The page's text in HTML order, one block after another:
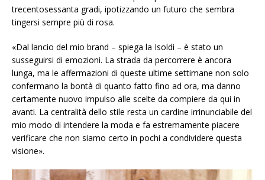
trecentosessanta gradi, ipotizzando un futuro che sembra
tingersi sempre più di rosa.
«Dal lancio del mio brand – spiega la Isoldi – è stato un
susseguirsi di emozioni. La strada da percorrere è ancora
lunga, ma le affermazioni di queste ultime settimane non solo
confermano la bontà di quanto fatto fino ad ora, ma danno
certamente nuovo impulso alle scelte da compiere da qui in
avanti. La centralità dello stile resta un cardine irrinunciabile del
mio modo di intendere la moda e fa estremamente piacere
verificare che non siamo certo in pochi a condividere questa
visione».